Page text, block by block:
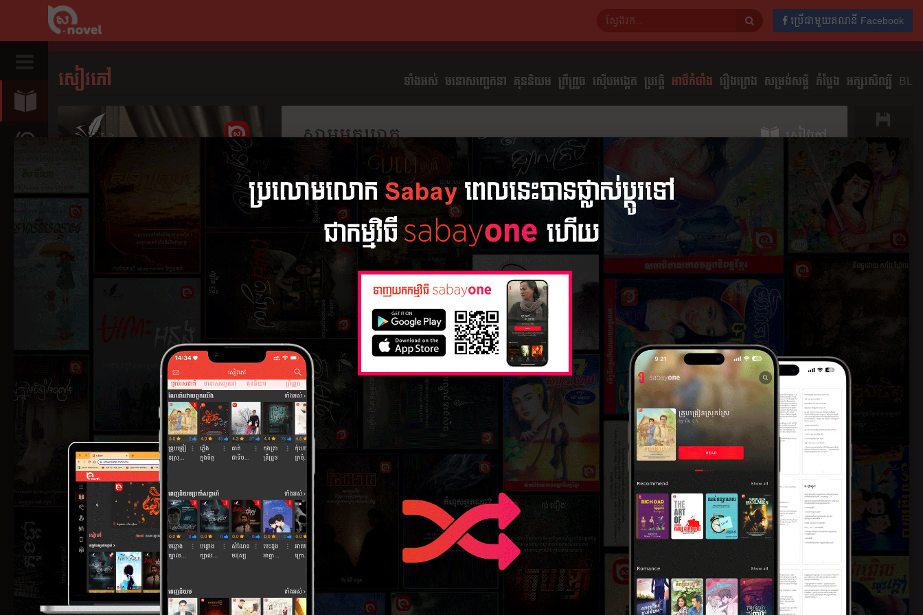
ប្រើជាមួយគណនី Facebook
សៀវភៅ ទាំងអស់ មនោសញ្ចេតនា​ គុននិយម ព្រឺព្រួច ស៊ើបអង្កេត ប្រវត្តិ អាថ៌កំបាំង រឿងព្រេង សម្រង់សម្ដី កំប្លែង អក្សរសិល្បិ៍ BL
ស្នាមអត្តឃាត សៀវភៅ
ធឿន វុទ្វី
1 ភាគ
អានរឿង
សង្ខេប ភាគ មតិយោបល់ 0
រក្សាទុក
ចែករំលែក